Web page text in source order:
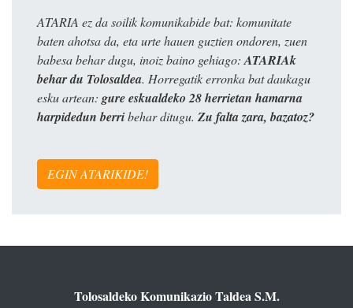
ATARIA ez da soilik komunikabide bat: komunitate
baten ahotsa da, eta urte hauen guztien ondoren, zuen
babesa behar dugu, inoiz baino gehiago:ATARIAk
behar du Tolosaldea. Horregatik erronka bat daukagu
esku artean: gure eskualdeko 28 herrietan hamarna
harpidedun berribehar ditugu. Zu falta zara, bazatoz?
EGIN ATARIKIDE!
Tolosaldeko Komunikazio Taldea S.M.